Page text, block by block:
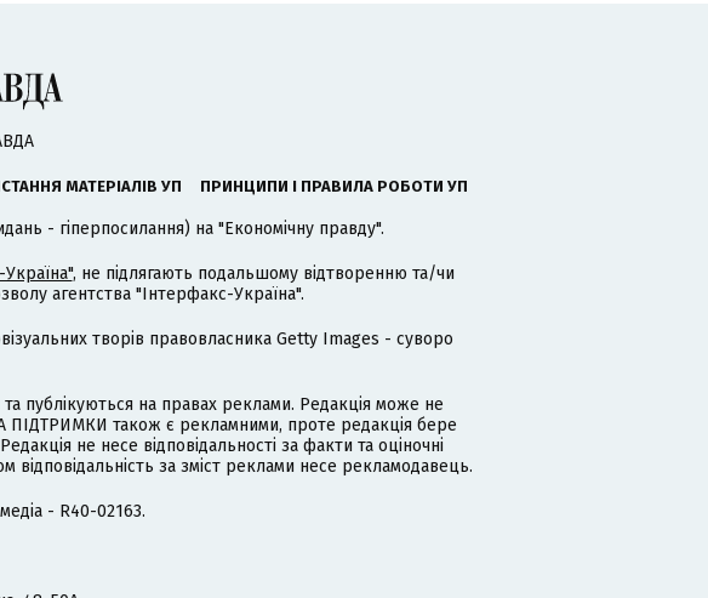
МАТЕРІАЛІВ УП ПРИНЦИПИ І ПРАВИЛА РОБОТИ УП
- гіперпосилання) на "Економічну правду".
, не підлягають подальшому відтворенню та/чи
агентства "Інтерфакс-Україна".
творів правовласника Getty Images - суворо
публікуються на правах реклами. Редакція може не
ПІДТРИМКИ також є рекламними, проте редакція бере
не несе відповідальності за факти та оціночні
відповідальність за зміст реклами несе рекламодавець.
- R40-02163.